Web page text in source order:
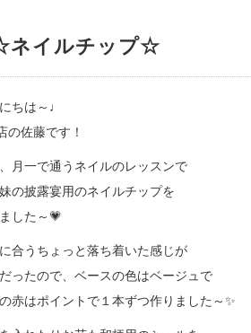
イルチップ☆
ちは～♩
の佐藤です！
月一で通うネイルのレッスンで
の披露宴用のネイルチップを
した～💗
合うちょっと落ち着いた感じが
ったので、ベースの色はベージュで
赤はポイントで１本ずつ作りました～✨